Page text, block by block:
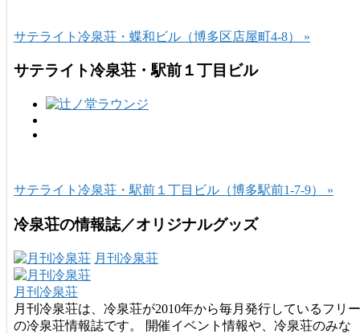
サテライト冷泉荘・蝶和ビル（博多区店屋町4-8） »
サテライト冷泉荘・駅前１丁目ビル
サテライト冷泉荘・駅前１丁目ビル（博多駅前1-7-9） »
冷泉荘の情報誌／オリジナルグッズ
月刊冷泉荘
月刊冷泉荘
月刊冷泉荘は、冷泉荘が2010年から毎月発行しているフリー
の冷泉荘情報誌です。 開催イベント情報や、冷泉荘のみな